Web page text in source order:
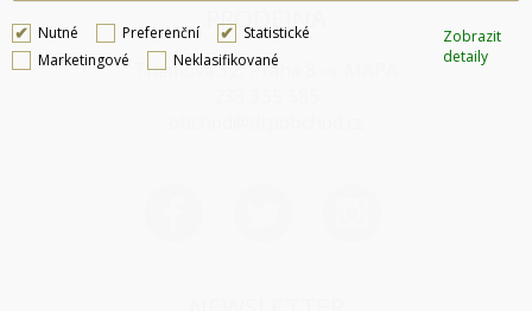
PRODEJNA
Thámova 32, Praha 8
Nutné Preferenční
Statistické
Marketingové
Neklasifikované
Zobrazit
detaily